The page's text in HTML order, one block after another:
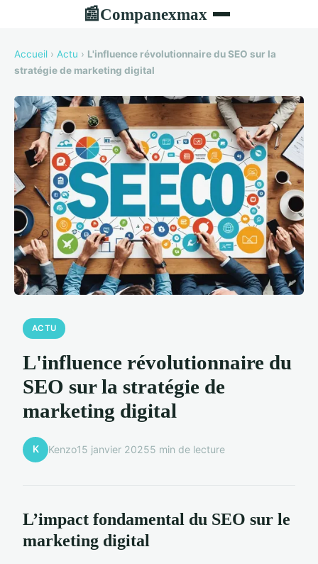
📰Companexmax
Accueil › Actu › L'influence révolutionnaire du SEO sur la
stratégie de marketing digital
ACTU
L'influence révolutionnaire du
SEO sur la stratégie de
marketing digital
K Kenzo15 janvier 20255 min de lecture
L’impact fondamental du SEO sur le
marketing digital